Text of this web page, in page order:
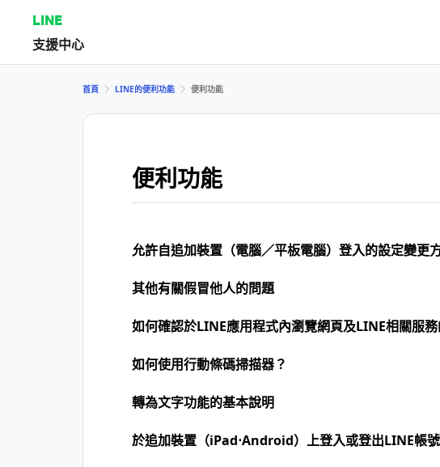
LINE
支援中心
首頁 LINE的便利功能 便利功能
便利功能
允許自追加裝置（電腦／平板電腦）登入的設定變更
其他有關假冒他人的問題
如何確認於LINE應用程式內瀏覽網頁及LINE相關服務
如何使用行動條碼掃描器？
轉為文字功能的基本說明
於追加裝置（iPad⋅Android）上登入或登出LINE帳號